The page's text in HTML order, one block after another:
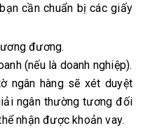
cần chuẩn bị các giấy
đương.
(nếu là doanh nghiệp).
ngân hàng sẽ xét duyệt
ngân thường tương đối
nhận được khoản vay.